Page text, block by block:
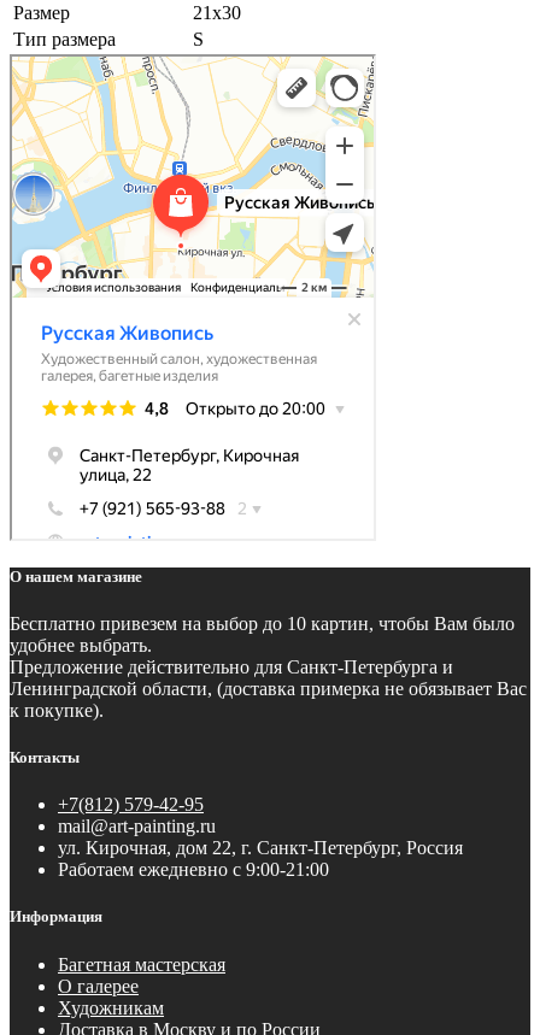
Размер
21х30
Тип размера
S
О нашем магазине
Бесплатно привезем на выбор до 10 картин, чтобы Вам было
удобнее выбрать.
Предложение действительно для Санкт-Петербурга и
Ленинградской области, (доставка примерка не обязывает Вас
к покупке).
Контакты
+7(812) 579-42-95
mail@art-painting.ru
ул. Кирочная, дом 22, г. Санкт-Петербург, Россия
Работаем ежедневно с 9:00-21:00
Информация
Багетная мастерская
О галерее
Художникам
Доставка в Москву и по России